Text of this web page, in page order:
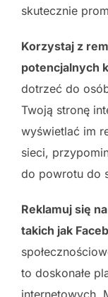
skutecznie
Korzystaj z
potencjalnych
dotrzeć do
Twoją stronę
wyświetlać im
sieci,
do powrotu do
Reklamuj się
takich jak
to doskonałe